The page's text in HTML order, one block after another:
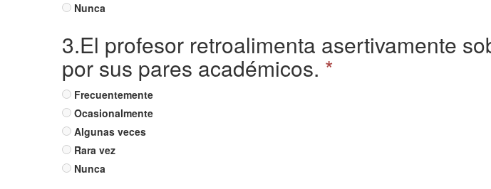
Nunca
3.El profesor retroalimenta asertivamente
por sus pares académicos. *
Frecuentemente
Ocasionalmente
Algunas veces
Rara vez
Nunca